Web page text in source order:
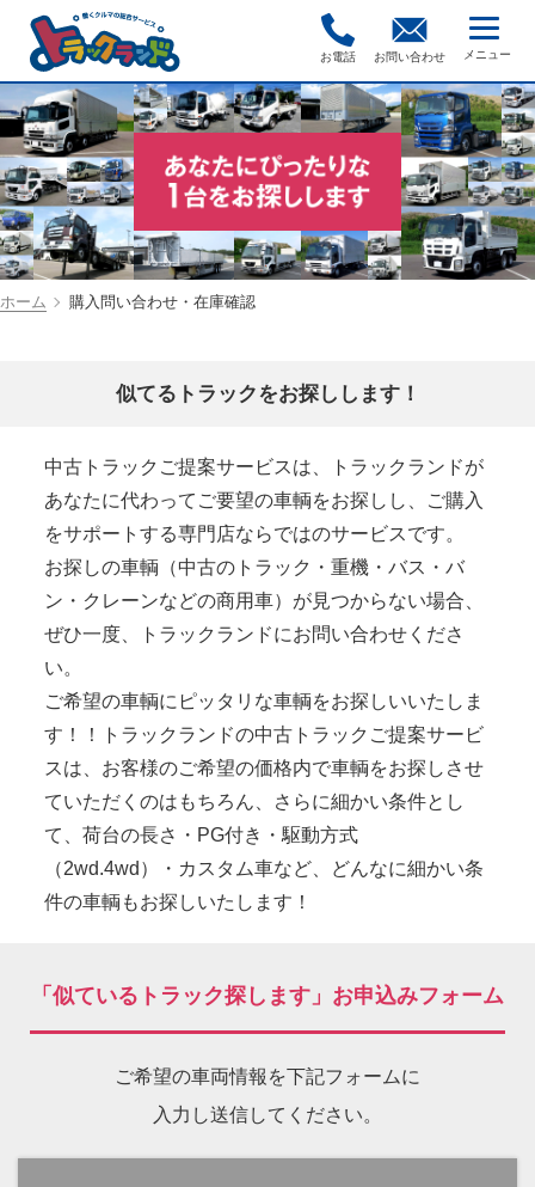
お電話 お問い合わせ
ホーム 購入問い合わせ・在庫確認
似てるトラックをお探しします！
中古トラックご提案サービスは、トラックランドが
あなたに代わってご要望の車輌をお探しし、ご購入
をサポートする専門店ならではのサービスです。
お探しの車輌（中古のトラック・重機・バス・バ
ン・クレーンなどの商用車）が見つからない場合、
ぜひ一度、トラックランドにお問い合わせくださ
い。
ご希望の車輌にピッタリな車輌をお探しいいたしま
す！！トラックランドの中古トラックご提案サービ
スは、お客様のご希望の価格内で車輌をお探しさせ
ていただくのはもちろん、さらに細かい条件とし
て、荷台の長さ・PG付き・駆動方式
（2wd.4wd）・カスタム車など、どんなに細かい条
件の車輌もお探しいたします！
「似ているトラック探します」お申込みフォーム
ご希望の車両情報を下記フォームに
入力し送信してください。